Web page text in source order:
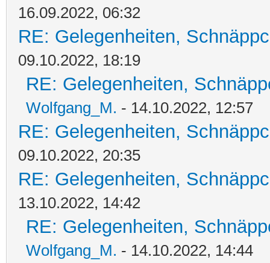
16.09.2022, 06:32
RE: Gelegenheiten,
09.10.2022, 18:19
RE: Gelegenheiten,
Wolfgang_M. - 14.10.2022, 12:57
RE: Gelegenheiten,
09.10.2022, 20:35
RE: Gelegenheiten,
13.10.2022, 14:42
RE: Gelegenheiten,
Wolfgang_M. - 14.10.2022, 14:44